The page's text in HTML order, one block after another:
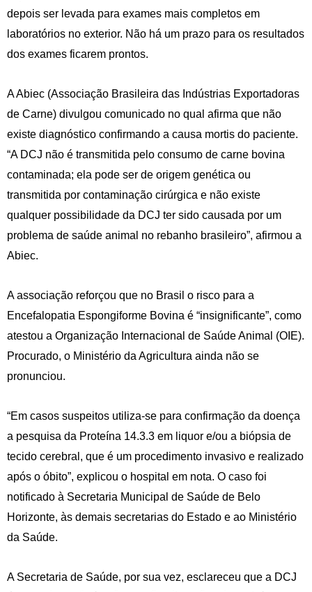
depois ser levada para exames mais completos em
laboratórios no exterior. Não há um prazo para os resultados
dos exames ficarem prontos.
A Abiec (Associação Brasileira das Indústrias Exportadoras
de Carne) divulgou comunicado no qual afirma que não
existe diagnóstico confirmando a causa mortis do paciente.
“A DCJ não é transmitida pelo consumo de carne bovina
contaminada; ela pode ser de origem genética ou
transmitida por contaminação cirúrgica e não existe
qualquer possibilidade da DCJ ter sido causada por um
problema de saúde animal no rebanho brasileiro”, afirmou a
Abiec.
A associação reforçou que no Brasil o risco para a
Encefalopatia Espongiforme Bovina é “insignificante”, como
atestou a Organização Internacional de Saúde Animal (OIE).
Procurado, o Ministério da Agricultura ainda não se
pronunciou.
“Em casos suspeitos utiliza-se para confirmação da doença
a pesquisa da Proteína 14.3.3 em liquor e/ou a biópsia de
tecido cerebral, que é um procedimento invasivo e realizado
após o óbito”, explicou o hospital em nota. O caso foi
notificado à Secretaria Municipal de Saúde de Belo
Horizonte, às demais secretarias do Estado e ao Ministério
da Saúde.
A Secretaria de Saúde, por sua vez, esclareceu que a DCJ